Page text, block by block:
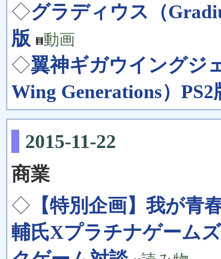
◇グラディウス（
版
動画
◇翼神ギガウイングジ
Wing Generations）
2015-11-22
商業
◇ 【特別企画】我が青
輔氏Xプラチナゲーム